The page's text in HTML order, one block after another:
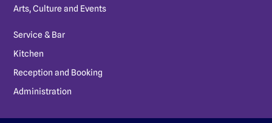
Arts, Culture and Events
Service & Bar
Kitchen
Reception and Booking
Administration